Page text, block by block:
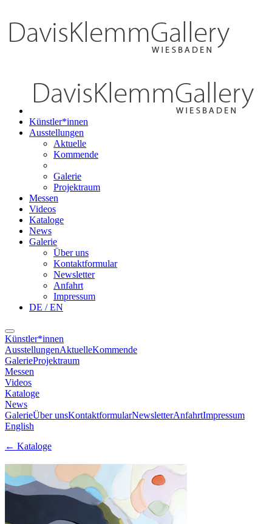
Künstler*innen
Ausstellungen
Aktuelle
Kommende
Galerie
Projektraum
Messen
Videos
Kataloge
News
Galerie
Über uns
Kontaktformular
Newsletter
Anfahrt
Impressum
DE / EN
Künstler*innen
AusstellungenAktuelleKommende
GalerieProjektraum
Messen
Videos
Kataloge
News
GalerieÜber unsKontaktformularNewsletterAnfahrtImpressum
English
← Kataloge